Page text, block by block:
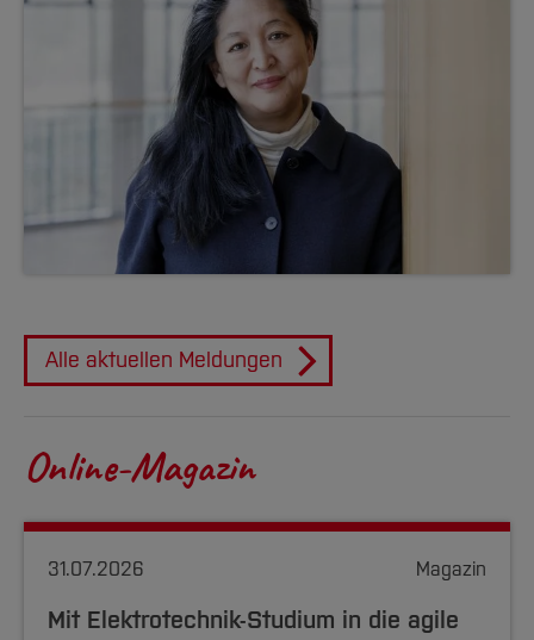
Alle aktuellen Meldungen
Online-Magazin
31.07.2026 Magazin
Mit Elektrotechnik-Studium in die agile